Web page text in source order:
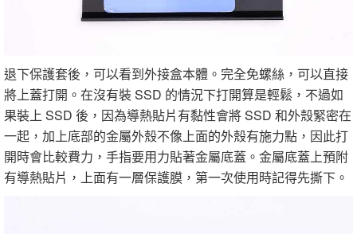
退下保護套後，可以看到外接盒本體。完全免螺絲，可以直接
將上蓋打開。在沒有裝 SSD 的情況下打開算是輕鬆，不過如
果裝上 SSD 後，因為導熱貼片有黏性會將 SSD 和外殼緊密在
一起，加上底部的金屬外殼不像上面的外殼有施力點，因此打
開時會比較費力，手指要用力貼著金屬底蓋。金屬底蓋上預附
有導熱貼片，上面有一層保護膜，第一次使用時記得先撕下。